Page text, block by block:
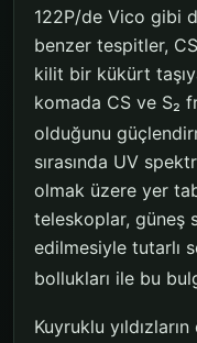
122P/de Vico gibi
benzer tespitler,
kilit bir kükürt
komada CS ve S₂
olduğunu
sırasında UV
olmak üzere yer
teleskoplar, güneş
edilmesiyle tutarlı
bollukları ile bu
Kuyruklu